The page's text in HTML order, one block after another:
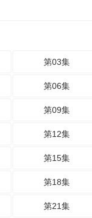
第03集
第06集
第09集
第12集
第15集
第18集
第21集